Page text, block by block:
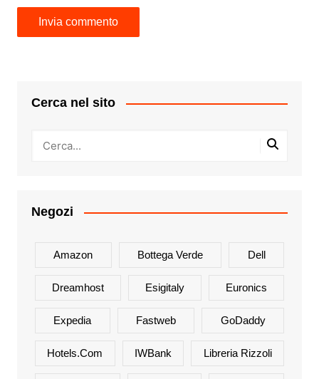
Cerca nel sito
Negozi
Amazon Bottega Verde Dell
Dreamhost Esigitaly Euronics
Expedia Fastweb GoDaddy
Hotels.com IWBank Libreria Rizzoli